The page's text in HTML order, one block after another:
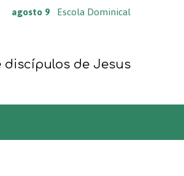
agosto 9 Escola Dominical
discípulos de Jesus